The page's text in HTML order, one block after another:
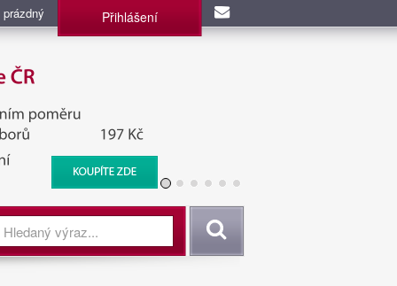
Přihlášení
Vyhledat